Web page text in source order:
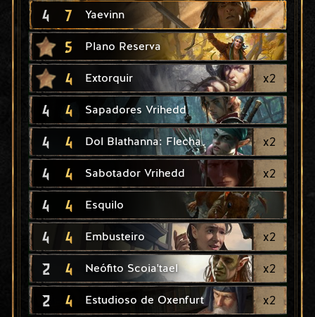
4 7 Yaevinn
5 Plano Reserva
4 Extorquir x2
4 4 Sapadores Vrihedd
4 4 Dol Blathanna: Flecha x2
4 4 Sabotador Vrihedd x2
4 4 Esquilo
4 4 Embusteiro x2
2 4 Neófito Scoia'tael x2
2 4 Estudioso de Oxenfurt x2